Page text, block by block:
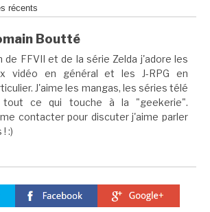
récents
Boutté
de FFVII et de la série Zelda j'adore les
vidéo en général et les J-RPG en
J'aime les mangas, les séries télé
ce qui touche à la "geekerie".
contacter pour discuter j'aime parler
:)